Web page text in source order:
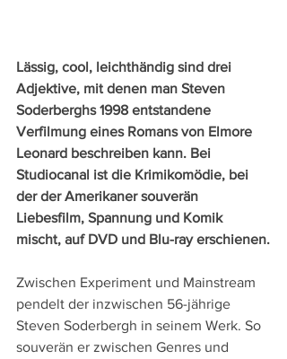
Lässig, cool, leichthändig sind drei
Adjektive, mit denen man Steven
Soderberghs 1998 entstandene
Verfilmung eines Romans von Elmore
Leonard beschreiben kann. Bei
Studiocanal ist die Krimikomödie, bei
der der Amerikaner souverän
Liebesfilm, Spannung und Komik
mischt, auf DVD und Blu-ray erschienen.
Zwischen Experiment und Mainstream
pendelt der inzwischen 56-jährige
Steven Soderbergh in seinem Werk. So
souverän er zwischen Genres und